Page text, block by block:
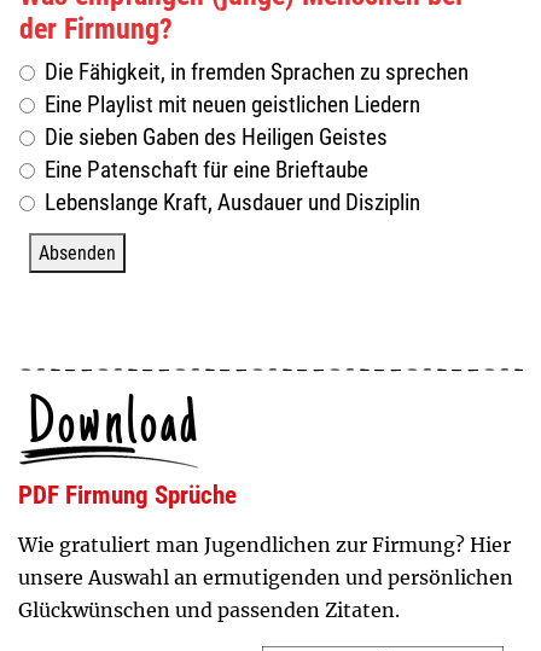
der Firmung?
Die Fähigkeit, in fremden Sprachen zu sprechen
Eine Playlist mit neuen geistlichen Liedern
Die sieben Gaben des Heiligen Geistes
Eine Patenschaft für eine Brieftaube
Lebenslange Kraft, Ausdauer und Disziplin
Absenden
Download
PDF Firmung Sprüche
Wie gratuliert man Jugendlichen zur Firmung? Hier
unsere Auswahl an ermutigenden und persönlichen
Glückwünschen und passenden Zitaten.